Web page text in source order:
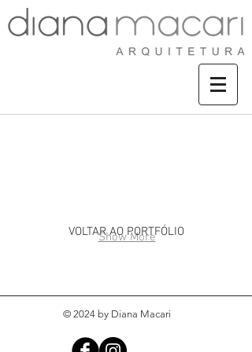
Show More
VOLTAR AO PORTFÓLIO
© 2024 by Diana Macari